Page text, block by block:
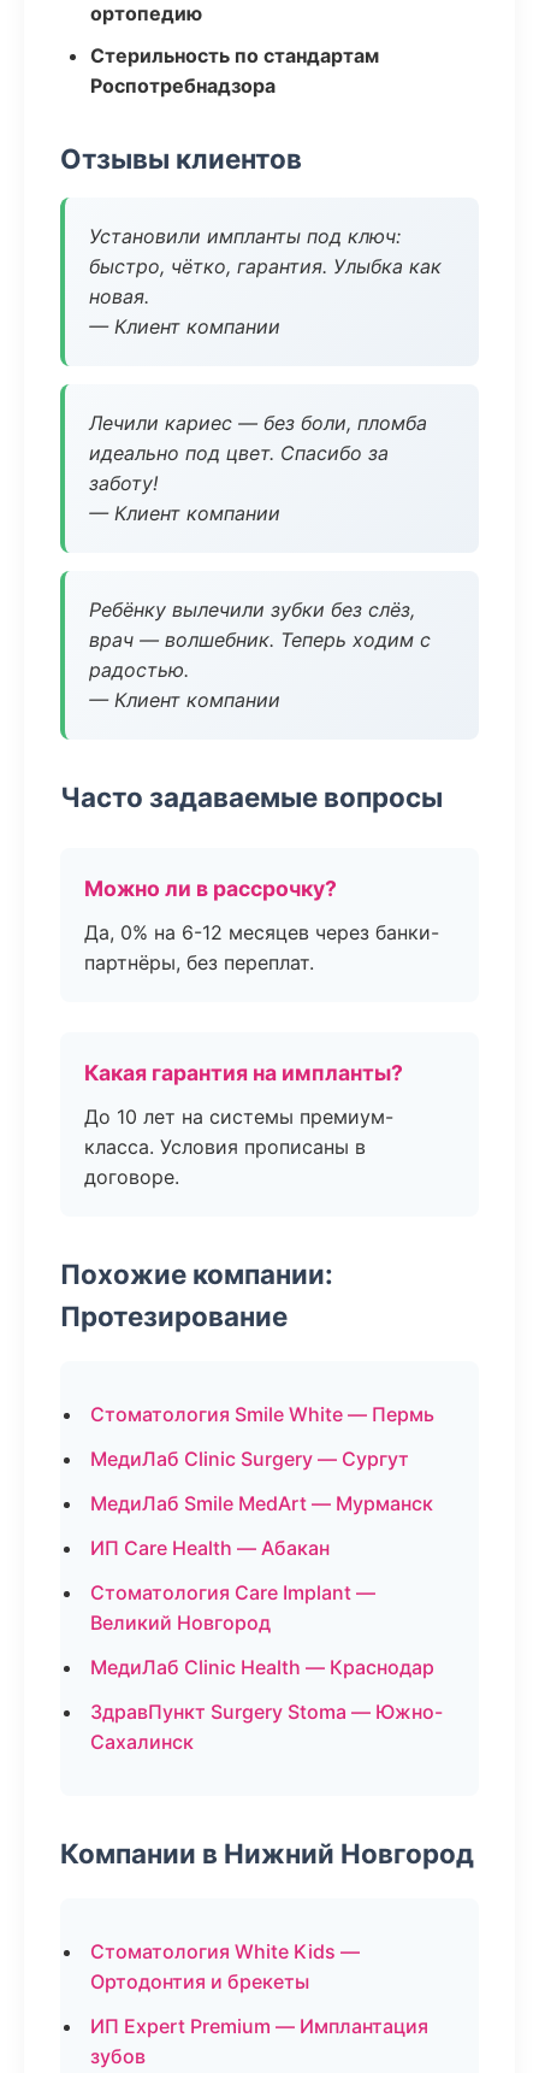
ортопедию
Стерильность по стандартам
Роспотребнадзора
Отзывы клиентов
Установили импланты под ключ:
быстро, чётко, гарантия. Улыбка как
новая.
— Клиент компании
Лечили кариес — без боли, пломба
идеально под цвет. Спасибо за
заботу!
— Клиент компании
Ребёнку вылечили зубки без слёз,
врач — волшебник. Теперь ходим с
радостью.
— Клиент компании
Часто задаваемые вопросы
Можно ли в рассрочку?
Да, 0% на 6-12 месяцев через банки-
партнёры, без переплат.
Какая гарантия на импланты?
До 10 лет на системы премиум-
класса. Условия прописаны в
договоре.
Похожие компании:
Протезирование
Стоматология Smile White — Пермь
МедиЛаб Clinic Surgery — Сургут
МедиЛаб Smile MedArt — Мурманск
ИП Care Health — Абакан
Стоматология Care Implant —
Великий Новгород
МедиЛаб Clinic Health — Краснодар
ЗдравПункт Surgery Stoma — Южно-
Сахалинск
Компании в Нижний Новгород
Стоматология White Kids —
Ортодонтия и брекеты
ИП Expert Premium — Имплантация
зубов